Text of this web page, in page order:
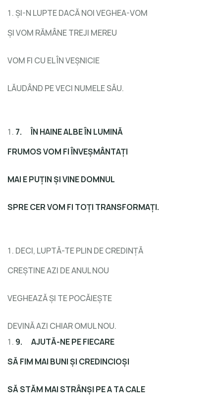
ȘI-N LUPTE DACĂ NOI VEGHEA-VOM
ȘI VOM RĂMÂNE TREJI MEREU
VOM FI CU EL ÎN VEȘNICIE
LĂUDÂND PE VECI NUMELE SĂU.
7.ÎN HAINE ALBE ÎN LUMINĂ
FRUMOS VOM FI ÎNVEȘMÂNTAȚI
MAI E PUȚIN ȘI VINE DOMNUL
SPRE CER VOM FI TOȚI TRANSFORMAȚI.
DECI, LUPTĂ-TE PLIN DE CREDINȚĂ
CREȘTINE AZI DE ANUL NOU
VEGHEAZĂ ȘI TE POCĂIEȘTE
DEVINĂ AZI CHIAR OMUL NOU.
9. AJUTĂ-NE PE FIECARE
SĂ FIM MAI BUNI ȘI CREDINCIOȘI
SĂ STĂM MAI STRÂNȘI PE A TA CALE